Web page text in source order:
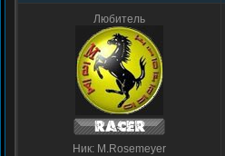
Любитель
Ник: M.Rosemeyer